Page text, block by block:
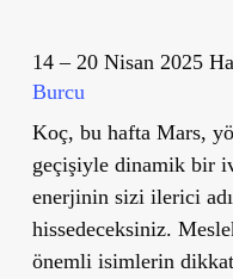
14 – 20 Nisan 2025
Burcu
Koç, bu hafta Mars,
geçişiyle dinamik bir
enerjinin sizi ilerici
hissedeceksiniz.
önemli isimlerin